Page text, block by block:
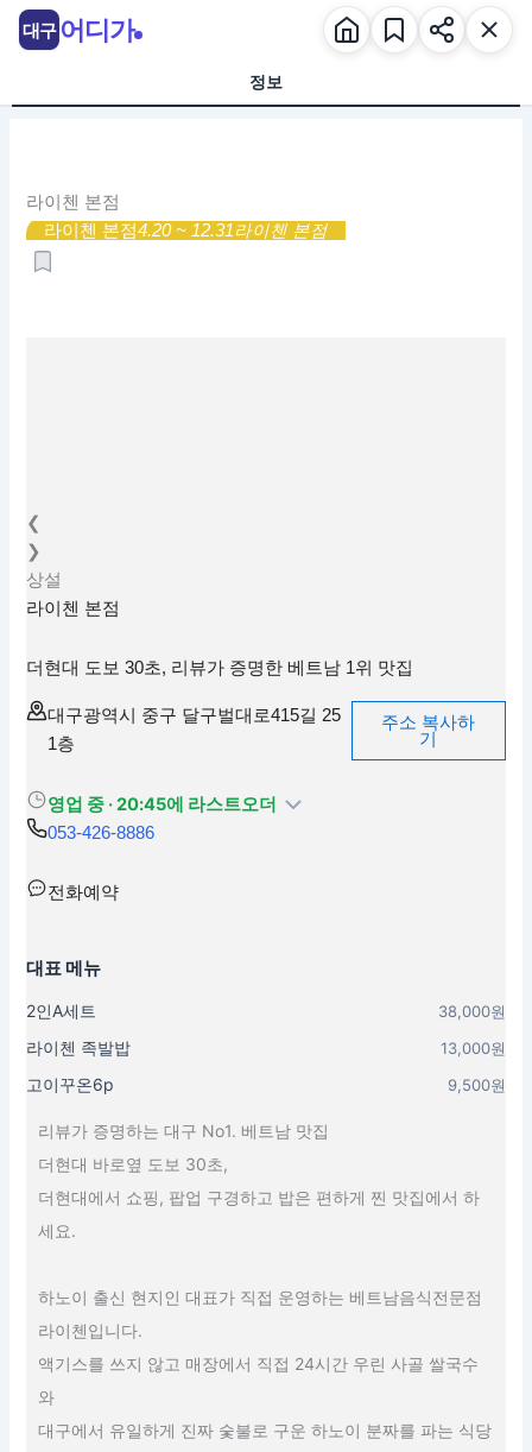
정보
라이첸 본점
라이첸 본점4.20 ~ 12.31라이첸 본점
❮
❯
상설
라이첸 본점
더현대 도보 30초, 리뷰가 증명한 베트남 1위 맛집
대구광역시 중구 달구벌대로415길 25
1층
주소 복사하
기
영업 중 · 20:45에 라스트오더
053-426-8886
전화예약
대표 메뉴
2인A세트 38,000원
라이첸 족발밥 13,000원
고이꾸온6p 9,500원
리뷰가 증명하는 대구 No1. 베트남 맛집
더현대 바로옆 도보 30초,
더현대에서 쇼핑, 팝업 구경하고 밥은 편하게 찐 맛집에서 하
세요.
하노이 출신 현지인 대표가 직접 운영하는 베트남음식전문점
라이첸입니다.
액기스를 쓰지 않고 매장에서 직접 24시간 우린 사골 쌀국수
와
대구에서 유일하게 진짜 숯불로 구운 하노이 분짜를 파는 식당
대구 어디가